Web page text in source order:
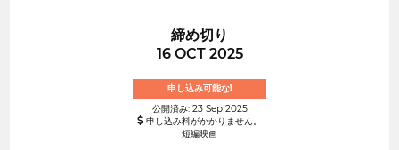
締め切り
16 OCT 2025
申し込み可能な!
公開済み: 23 Sep 2025
申し込み料がかかりません。
短編映画